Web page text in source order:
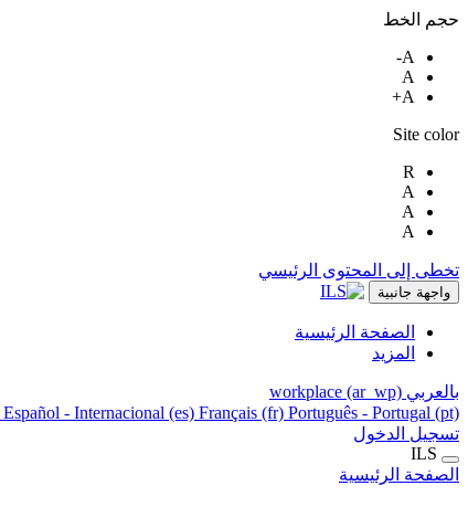
حجم الخط
A-
A
A+
Site color
R
A
A
A
تخطى إلى المحتوى الرئيسي
واجهة جانبية
الصفحة الرئيسية
المزيد
بالعربي workplace ‎(ar_wp)‎
Español - Internacional ‎(es)‎ Français ‎(fr)‎ Português - Portugal ‎(pt)‎
تسجيل الدخول
الصفحة الرئيسية